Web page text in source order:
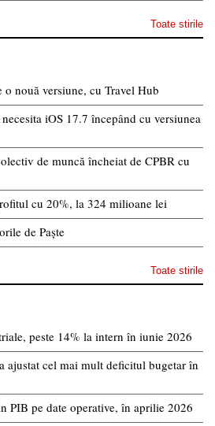
Toate stirile
nouă versiune, cu Travel Hub
iOS 17.7 începând cu versiunea
de muncă încheiat de CPBR cu
cu 20%, la 324 milioane lei
de Paște
Toate stirile
peste 14% la intern în iunie 2026
ajustat cel mai mult deficitul bugetar în
PIB pe date operative, în aprilie 2026